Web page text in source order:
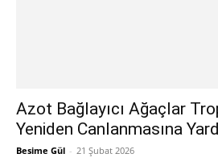
Azot Bağlayıcı Ağaçlar
Yeniden Canlanmasına
Besime Gül - 21 Şubat 2026